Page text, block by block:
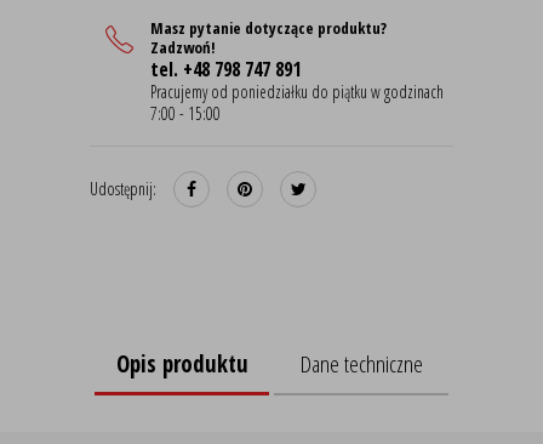
Masz pytanie dotyczące produktu?
Zadzwoń!
tel. +48 798 747 891
Pracujemy od poniedziałku do piątku w godzinach
7:00 - 15:00
Udostępnij:
Opis produktu Dane techniczne